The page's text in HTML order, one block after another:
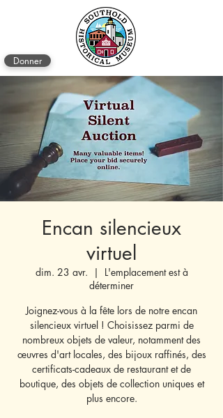
Donner
Encan silencieux
virtuel
dim. 23 avr.
  |
L'emplacement est à
déterminer
Joignez-vous à la fête lors de notre encan
silencieux virtuel ! Choisissez parmi de
nombreux objets de valeur, notamment des
œuvres d'art locales, des bijoux raffinés, des
certificats-cadeaux de restaurant et de
boutique, des objets de collection uniques et
plus encore.